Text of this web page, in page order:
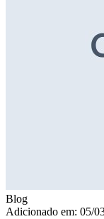
Blog
Adicionado em: 05/